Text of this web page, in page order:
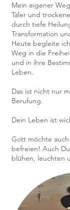
Mein eigener
Täler und
durch tiefe
Transformation
Heute begleite
Weg in die
und in ihre
Leben.
Das ist nicht nur
Berufung.
Dein Leben ist
Gott möchte
befreien! Auch
blühen, leuchten